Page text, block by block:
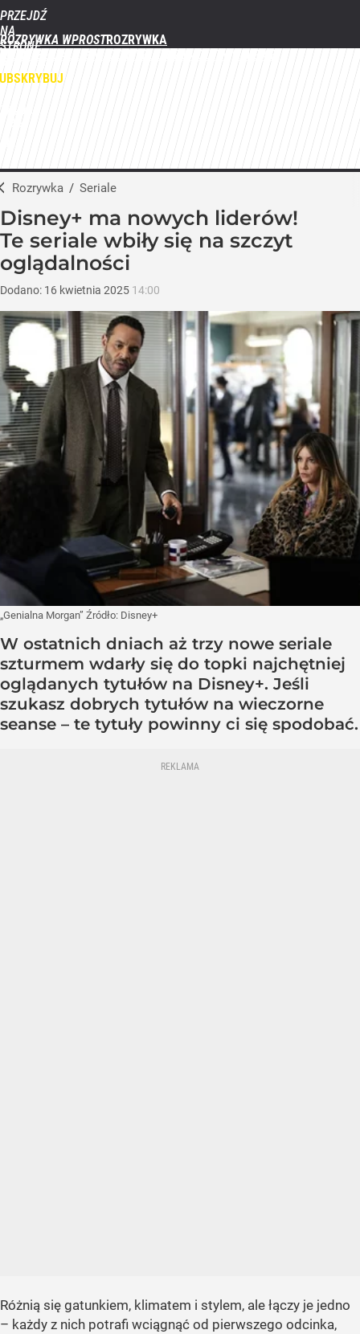
PRZEJDŹ
NA
STRONĘ
WPROST.PL
ROZRYWKA WPROST
Rozrywka / Seriale
Disney+ ma nowych liderów!
Te seriale wbiły się na szczyt
oglądalności
Dodano: 16 kwietnia 2025 14:00
„Genialna Morgan” Źródło: Disney+
W ostatnich dniach aż trzy nowe seriale
szturmem wdarły się do topki najchętniej
oglądanych tytułów na Disney+. Jeśli
szukasz dobrych tytułów na wieczorne
seanse – te tytuły powinny ci się spodobać.
Różnią się gatunkiem, klimatem i stylem, ale łączy je jedno
– każdy z nich potrafi wciągnąć od pierwszego odcinka,